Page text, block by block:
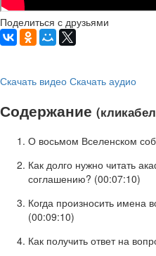
Поделиться с друзьями
Скачать видео Скачать аудио
Содержание
О восьмом Вселенском
Как долго нужно читать
соглашению? (00:07:10)
Когда произносить имена
(00:09:10)
Как получить ответ на